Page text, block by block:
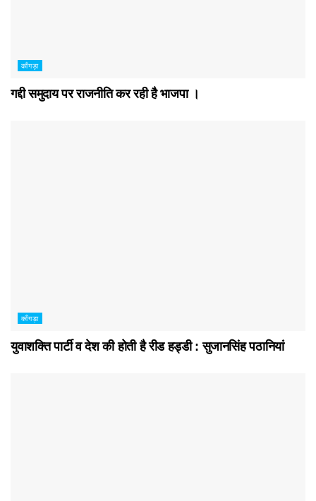
काँगड़ा
गद्दी समुदाय पर राजनीति कर रही है भाजपा ।
काँगड़ा
युवाशक्ति पार्टी व देश की होती है रीड हड्डी : सुजानसिंह पठानियां